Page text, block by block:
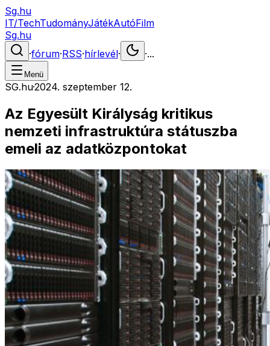
Sg.hu
IT/TechTudományJátékAutóFilm
Sg.hu
·fórum·RSS·hírlevél· ·...
Menü
SG.hu·2024. szeptember 12.
Az Egyesült Királyság kritikus
nemzeti infrastruktúra státuszba
emeli az adatközpontokat